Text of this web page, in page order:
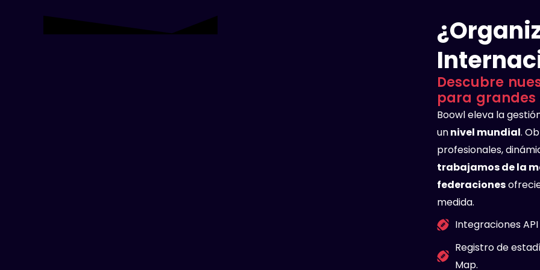
Descubre
para grandes
Boowl eleva la
unnivel mundial.
profesionales,
trabajamos de la
federaciones
medida.
Integraciones
Registro de
Map.